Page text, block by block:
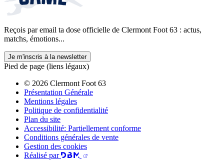
Reçois par email ta dose officielle de Clermont Foot 63 : actus,
matchs, émotions...
Je m'inscris à la newsletter
Pied de page (liens légaux)
© 2026 Clermont Foot 63
Présentation Générale
Mentions légales
Politique de confidentialité
Plan du site
Accessibilité: Partiellement conforme
Conditions générales de vente
Gestion des cookies
Réalisé par